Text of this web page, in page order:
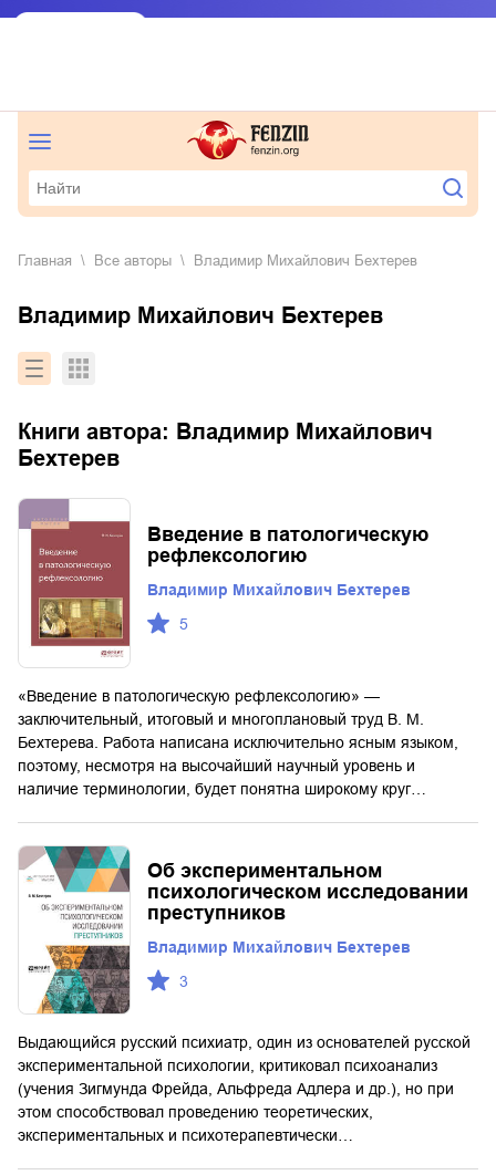
Главная Все авторы Владимир Михайлович Бехтерев
Владимир Михайлович Бехтерев
Книги автора: Владимир Михайлович
Бехтерев
Введение в патологическую
рефлексологию
Владимир Михайлович Бехтерев
5
«Введение в патологическую рефлексологию» —
заключительный, итоговый и многоплановый труд В. М.
Бехтерева. Работа написана исключительно ясным языком,
поэтому, несмотря на высочайший научный уровень и
наличие терминологии, будет понятна широкому круг…
Об экспериментальном
психологическом исследовании
преступников
Владимир Михайлович Бехтерев
3
Выдающийся русский психиатр, один из основателей русской
экспериментальной психологии, критиковал психоанализ
(учения Зигмунда Фрейда, Альфреда Адлера и др.), но при
этом способствовал проведению теоретических,
экспериментальных и психотерапевтически…